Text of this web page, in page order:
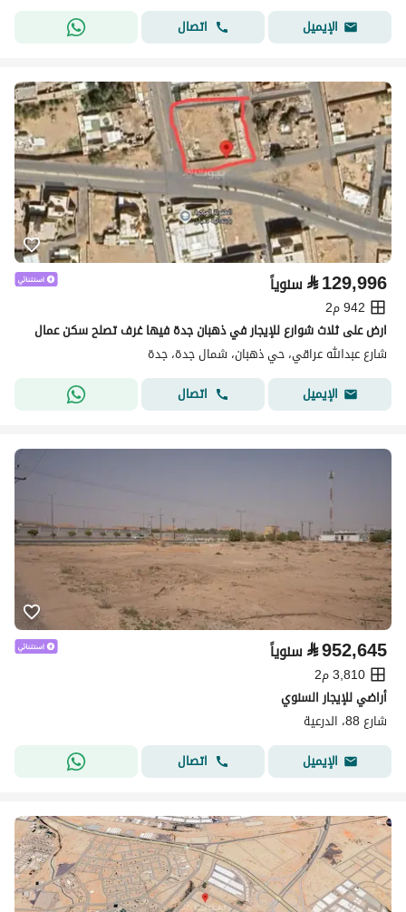
الإيميل
اتصال
⃁129,996 سنوياً
942 م2
ارض على ثلاث شوارع للإيجار في ذهبان جدة فيها غرف تصلح سكن عمال
شارع عبدالله عراقي، حي ذهبان، شمال جدة، جدة
الإيميل
اتصال
⃁952,645 سنوياً
3,810 م2
أراضي للإيجار السنوي
شارع 88، الدرعية
الإيميل
اتصال